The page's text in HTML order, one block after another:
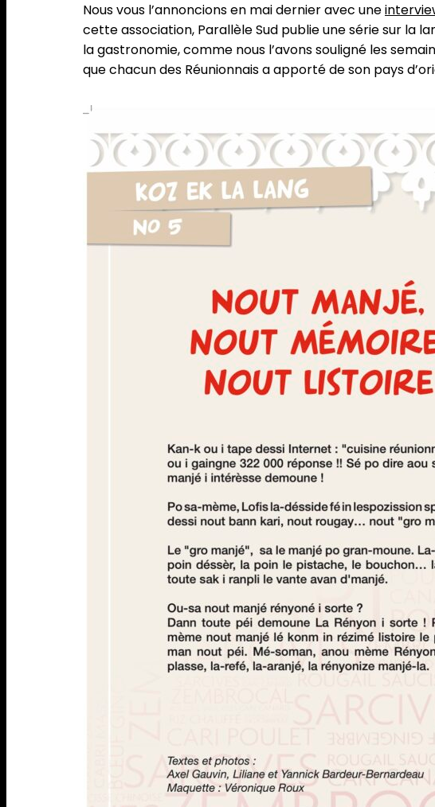
Nous vous l’annoncions en mai dernier avec une
cette association, Parallèle Sud publie une série sur la
la gastronomie, comme nous l’avons souligné les
que chacun des Réunionnais a apporté de son pays